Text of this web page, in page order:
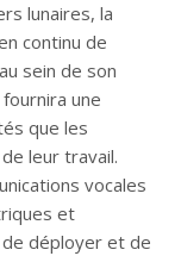
lunaires, la
continu de
sein de son
une
que les
leur travail.
vocales
et
déployer et de